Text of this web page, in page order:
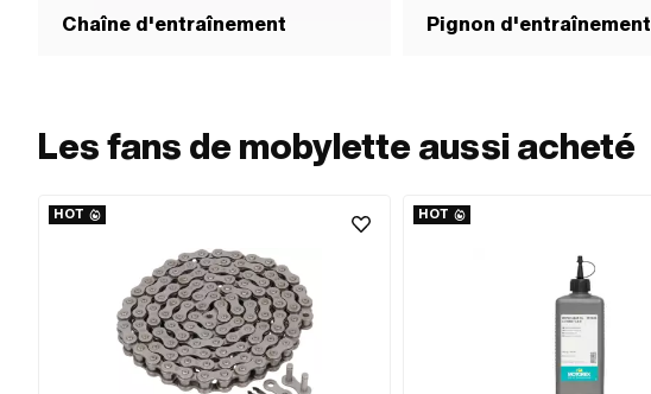
Chaîne d'entraînement Pignon d'entraînement
Les fans de mobylette aussi acheté
HOT HOT